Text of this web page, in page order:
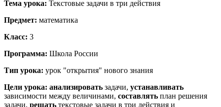
Тема урока: Текстовые задачи в три действия
Предмет: математика
Класс: 3
Программа: Школа России
Тип урока: урок "открытия" нового знания
Цели урока: анализировать задачи, устанавливать
зависимости между величинами, составлять план решения
задачи, решать текстовые задачи в три действия и